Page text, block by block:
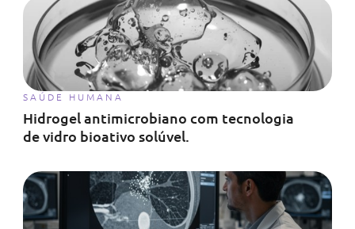
Hidrogel antimicrobiano com tecnologia
de vidro bioativo solúvel.
SAÚDE HUMANA